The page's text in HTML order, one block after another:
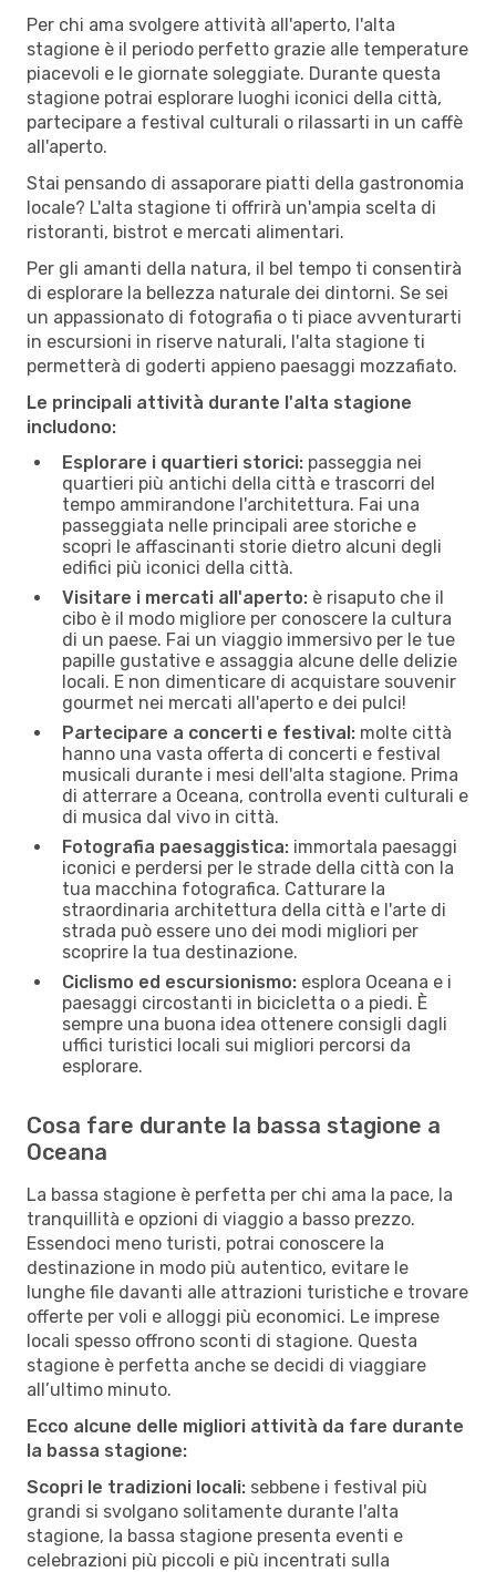
Per chi ama svolgere attività all'aperto, l'alta
stagione è il periodo perfetto grazie alle temperature
piacevoli e le giornate soleggiate. Durante questa
stagione potrai esplorare luoghi iconici della città,
partecipare a festival culturali o rilassarti in un caffè
all'aperto.
Stai pensando di assaporare piatti della gastronomia
locale? L'alta stagione ti offrirà un'ampia scelta di
ristoranti, bistrot e mercati alimentari.
Per gli amanti della natura, il bel tempo ti consentirà
di esplorare la bellezza naturale dei dintorni. Se sei
un appassionato di fotografia o ti piace avventurarti
in escursioni in riserve naturali, l'alta stagione ti
permetterà di goderti appieno paesaggi mozzafiato.
Le principali attività durante l'alta stagione
includono:
Esplorare i quartieri storici: passeggia nei
quartieri più antichi della città e trascorri del
tempo ammirandone l'architettura. Fai una
passeggiata nelle principali aree storiche e
scopri le affascinanti storie dietro alcuni degli
edifici più iconici della città.
Visitare i mercati all'aperto: è risaputo che il
cibo è il modo migliore per conoscere la cultura
di un paese. Fai un viaggio immersivo per le tue
papille gustative e assaggia alcune delle delizie
locali. E non dimenticare di acquistare souvenir
gourmet nei mercati all'aperto e dei pulci!
Partecipare a concerti e festival: molte città
hanno una vasta offerta di concerti e festival
musicali durante i mesi dell'alta stagione. Prima
di atterrare a Oceana, controlla eventi culturali e
di musica dal vivo in città.
Fotografia paesaggistica: immortala paesaggi
iconici e perdersi per le strade della città con la
tua macchina fotografica. Catturare la
straordinaria architettura della città e l'arte di
strada può essere uno dei modi migliori per
scoprire la tua destinazione.
Ciclismo ed escursionismo: esplora Oceana e i
paesaggi circostanti in bicicletta o a piedi. È
sempre una buona idea ottenere consigli dagli
uffici turistici locali sui migliori percorsi da
esplorare.
Cosa fare durante la bassa stagione a
Oceana
La bassa stagione è perfetta per chi ama la pace, la
tranquillità e opzioni di viaggio a basso prezzo.
Essendoci meno turisti, potrai conoscere la
destinazione in modo più autentico, evitare le
lunghe file davanti alle attrazioni turistiche e trovare
offerte per voli e alloggi più economici. Le imprese
locali spesso offrono sconti di stagione. Questa
stagione è perfetta anche se decidi di viaggiare
all’ultimo minuto.
Ecco alcune delle migliori attività da fare durante
la bassa stagione:
Scopri le tradizioni locali: sebbene i festival più
grandi si svolgano solitamente durante l'alta
stagione, la bassa stagione presenta eventi e
celebrazioni più piccoli e più incentrati sulla